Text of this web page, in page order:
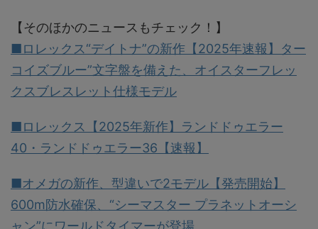
【そのほかのニュースもチェック！】
■ロレックス“デイトナ”の新作【2025年速報】ター
コイズブルー”文字盤を備えた、オイスターフレッ
クスブレスレット仕様モデル
■ロレックス【2025年新作】ランドドゥエラー
40・ランドドゥエラー36【速報】
■オメガの新作、型違いで2モデル【発売開始】
600m防水確保、“シーマスター プラネットオーシ
ャン”にワールドタイマーが登場